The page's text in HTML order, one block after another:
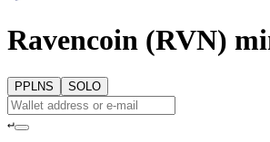
Ravencoin (RVN)
PPLNS SOLO
↵